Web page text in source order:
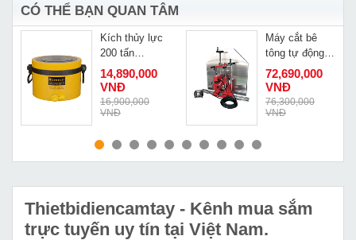
CÓ THỂ BẠN QUAN TÂM
MUA NGAY
Kích thủy lực
200 tấn
150mm
Changyou
RSC200150
14,890,000
VNĐ
16,900,000
VNĐ
MUA NGAY
Máy cắt bê
tông tự động
Oubao OB-
1200DW
72,690,000
VNĐ
76,300,000
VNĐ
Thietbidiencamtay - Kênh mua sắm
trực tuyến uy tín tại Việt Nam.